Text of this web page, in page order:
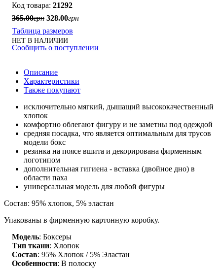
21292
365.00грн 328.00грн
Таблица размеров
НЕТ В НАЛИЧИИ
Сообщить о поступлении
Описание
Характеристики
Также покупают
исключительно мягкий, дышащий высококачественный
хлопок
комфортно облегают фигуру и не заметны под одеждой
средняя посадка, что является оптимальным для трусов
модели бокс
резинка на поясе вшита и декорирована фирменным
логотипом
дополнительная гигиена - вставка (двойное дно) в
области паха
универсальная модель для любой фигуры
Состав: 95% хлопок, 5% эластан
Упакованы в фирменную картонную коробку.
Модель: Боксеры
Тип ткани: Хлопок
Состав: 95% Хлопок / 5% Эластан
Особенности: В полоску